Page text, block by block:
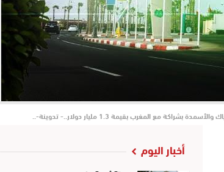
مع المغرب بقيمة 1.3 مليار دولار..- تدوينة-..
أخبار اليوم